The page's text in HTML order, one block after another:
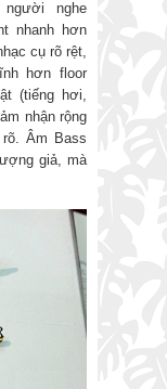
nghe
nhanh hơn
cụ rõ rệt,
hơn floor
(tiếng hơi,
nhận rộng
Âm Bass
giả, mà